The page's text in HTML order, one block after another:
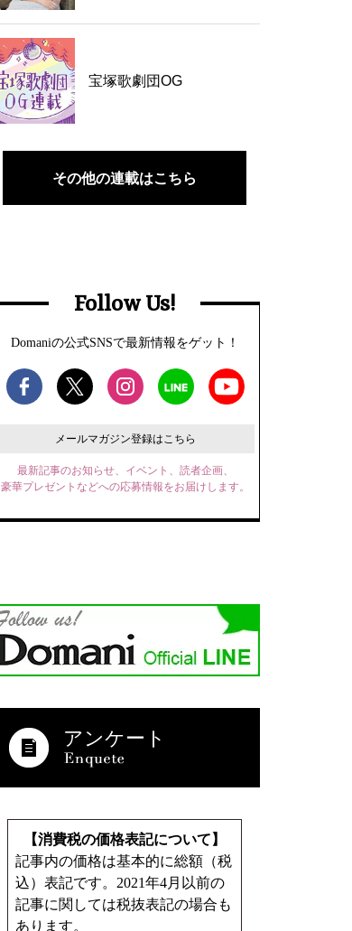
宝塚歌劇団OG
その他の連載はこちら
Follow Us!
Domaniの公式SNSで最新情報をゲット！
メールマガジン登録はこちら
最新記事のお知らせ、イベント、読者企画、
豪華プレゼントなどへの応募情報をお届けします。
アンケート
【消費税の価格表記について】
記事内の価格は基本的に総額（税
込）表記です。2021年4月以前の
記事に関しては税抜表記の場合も
あります。